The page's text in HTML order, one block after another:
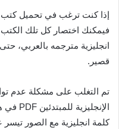
انجليزية مترجمه بالعربي،
قصير.
تم التغلب على مشكلة عدم
كلمة انجليزية مع الصور تيسر